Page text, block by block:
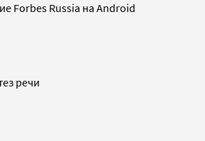
Forbes Russia на Android
речи